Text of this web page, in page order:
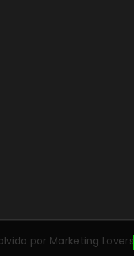
por Marketing Lovers